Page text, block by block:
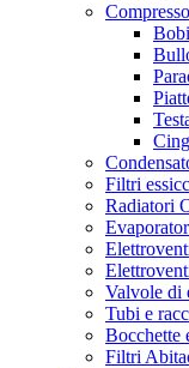
Filtri
Radiatori
Valvole di
Tubi e
Bocchette
Filtri